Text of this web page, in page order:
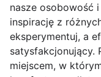
nasze osobowość
inspirację z
eksperymentuj, a
satysfakcjonujący.
miejscem, w